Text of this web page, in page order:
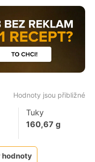
Hodnoty jsou přibližné
Tuky
160,67 g
hodnoty